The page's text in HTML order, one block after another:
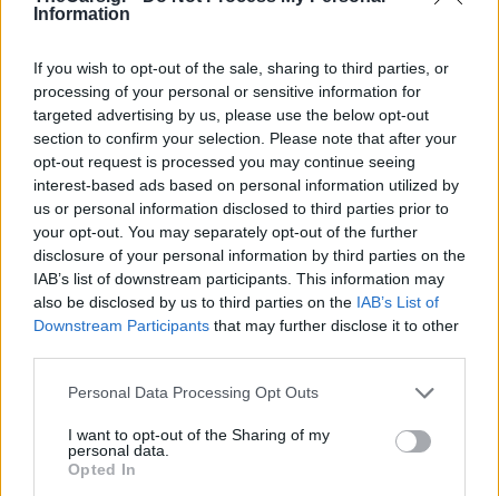
Information
If you wish to opt-out of the sale, sharing to third parties, or
processing of your personal or sensitive information for
targeted advertising by us, please use the below opt-out
section to confirm your selection. Please note that after your
opt-out request is processed you may continue seeing
interest-based ads based on personal information utilized by
us or personal information disclosed to third parties prior to
your opt-out. You may separately opt-out of the further
disclosure of your personal information by third parties on the
IAB’s list of downstream participants. This information may
also be disclosed by us to third parties on the IAB’s List of
Downstream Participants that may further disclose it to other
Personal Data Processing Opt Outs
I want to opt-out of the Sharing of my
personal data.
Opted In
TheCars.gr|10/02/2026 19:00
Η Skoda θα παρουσιάσει στο
του 2026 το ηλεκτρικό Epiq